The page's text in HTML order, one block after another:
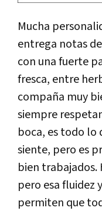
Mucha
entrega notas
con una fuerte
fresca, entre
compaña muy
siempre
boca, es todo lo
siente, pero es
bien trabajados.
pero esa fluidez
permiten que